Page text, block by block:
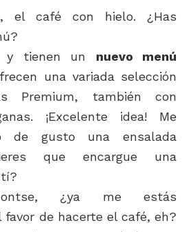
el café con hielo. ¿Has
y tienen un nuevo menú
una variada selección
Premium, también con
¡Excelente idea! Me
de gusto una ensalada
que encargue una
¿ya me estás
favor de hacerte el café, eh?